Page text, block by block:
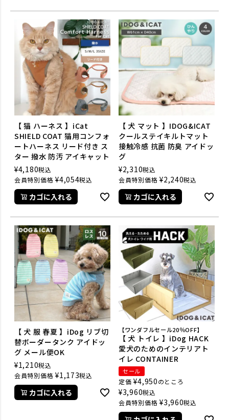
【 猫 ハーネス 】iCat
SHIELD COAT 猫用コンフォ
ートハーネス リード付き ス
ター 撥水 防汚 アイキャット
¥4,180税込
会員特別価格 ¥4,054税込
カゴに入れる
【 犬 マット 】IDOG&ICAT
クールステイキルトマット
接触冷感 抗菌 防臭 アイドッ
グ
¥2,310税込
会員特別価格 ¥2,240税込
カゴに入れる
【 犬 服 春夏 】iDog リブ切
替ボーダータンク アイドッ
グ メール便OK
¥1,210税込
会員特別価格 ¥1,173税込
カゴに入れる
【ワンダフルセール20％OFF】
【 犬 トイレ 】iDog HACK
愛犬のためのインテリアト
イレ CONTAINER
セール
定価 ¥4,950のところ
¥3,960税込
会員特別価格 ¥3,960税込